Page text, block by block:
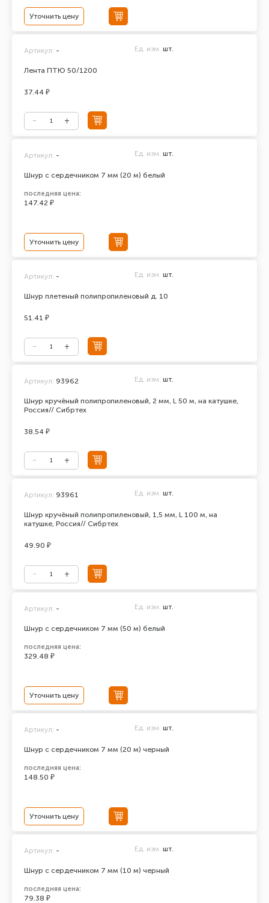
Уточнить цену
Лента ПТЮ 50/1200
Артикул: - Ед. изм. шт.
37.44 ₽
Шнур с сердечником 7 мм (20 м) белый
Артикул: - Ед. изм. шт.
последняя цена:
147.42 ₽
Уточнить цену
Шнур плетеный полипропиленовый д. 10
Артикул: - Ед. изм. шт.
51.41 ₽
Шнур кручёный полипропиленовый, 2 мм, L 50 м, на катушке,
Россия// Сибртех
Артикул: 93962 Ед. изм. шт.
38.54 ₽
Шнур кручёный полипропиленовый, 1,5 мм, L 100 м, на
катушке, Россия// Сибртех
Артикул: 93961 Ед. изм. шт.
49.90 ₽
Шнур с сердечником 7 мм (50 м) белый
Артикул: - Ед. изм. шт.
последняя цена:
329.48 ₽
Уточнить цену
Шнур с сердечником 7 мм (20 м) черный
Артикул: - Ед. изм. шт.
последняя цена:
148.50 ₽
Уточнить цену
Шнур с сердечником 7 мм (10 м) черный
Артикул: - Ед. изм. шт.
последняя цена:
79.38 ₽